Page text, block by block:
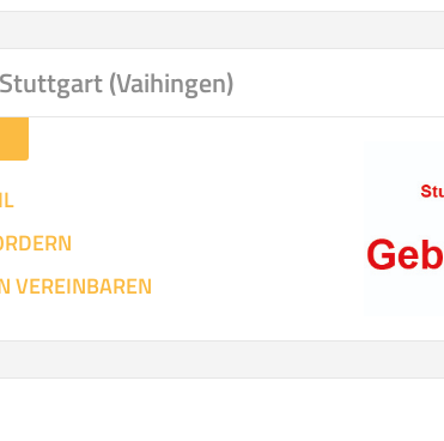
(Vaihingen)
VEREINBAREN